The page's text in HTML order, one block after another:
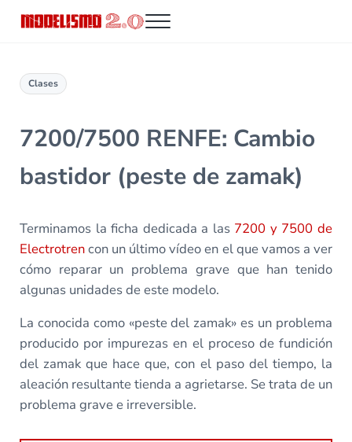
Menu
Clases
7200/7500 RENFE: Cambio
bastidor (peste de zamak)
Terminamos la ficha dedicada a las 7200 y 7500 de
Electrotrencon un último vídeo en el que vamos a ver
cómo reparar un problema grave que han tenido
algunas unidades de este modelo.
La conocida como «peste del zamak» es un problema
producido por impurezas en el proceso de fundición
del zamak que hace que, con el paso del tiempo, la
aleación resultante tienda a agrietarse. Se trata de un
problema grave e irreversible.